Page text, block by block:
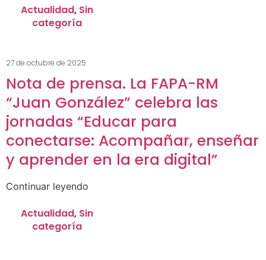
Actualidad, Sin
categoría
27 de octubre de 2025
Nota de prensa. La FAPA-RM
“Juan González” celebra las
jornadas “Educar para
conectarse: Acompañar, enseñar
y aprender en la era digital”
Continuar leyendo
Actualidad, Sin
categoría